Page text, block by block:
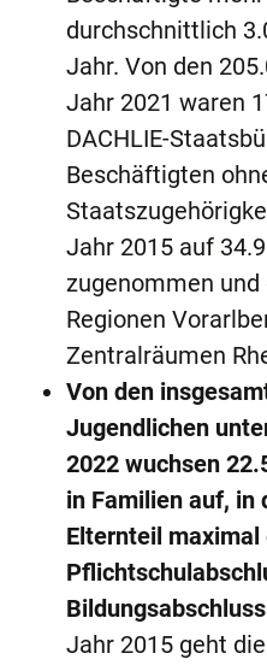
durchschnittlich
Jahr. Von den
Jahr 2021 waren
DACHLIE-
Beschäftigten
Jahr 2015 auf
zugenommen
Regionen
Zentralräumen
Von den
Jugendlichen
2022 wuchsen
in Familien auf, in
Elternteil maximal
Jahr 2015 geht